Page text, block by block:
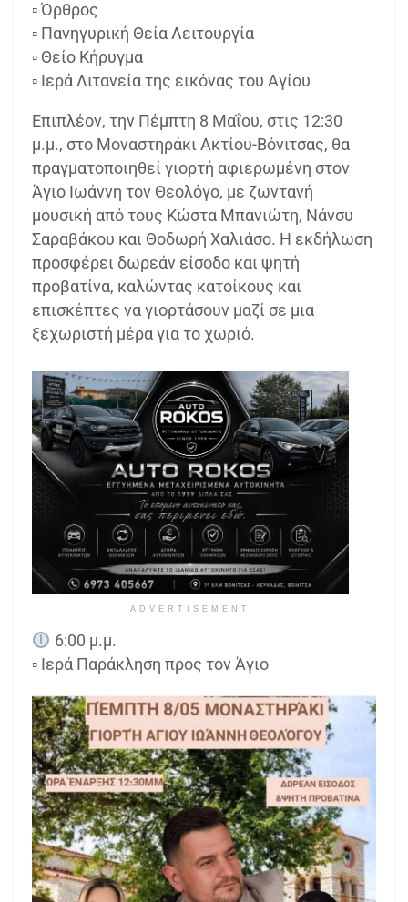
▫ Όρθρος
▫ Πανηγυρική Θεία Λειτουργία
▫ Θείο Κήρυγμα
▫ Ιερά Λιτανεία της εικόνας του Αγίου
Επιπλέον, την Πέμπτη 8 Μαΐου, στις 12:30
μ.μ., στο Μοναστηράκι Ακτίου-Βόνιτσας, θα
πραγματοποιηθεί γιορτή αφιερωμένη στον
Άγιο Ιωάννη τον Θεολόγο, με ζωντανή
μουσική από τους Κώστα Μπανιώτη, Νάνσυ
Σαραβάκου και Θοδωρή Χαλιάσο. Η εκδήλωση
προσφέρει δωρεάν είσοδο και ψητή
προβατίνα, καλώντας κατοίκους και
επισκέπτες να γιορτάσουν μαζί σε μια
ξεχωριστή μέρα για το χωριό.
ADVERTISEMENT
6:00 μ.μ.
▫ Ιερά Παράκληση προς τον Άγιο